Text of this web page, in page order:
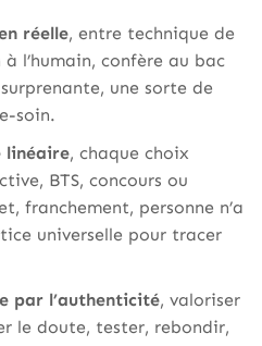
réelle, entre technique de
l’humain, confère au bac
une sorte de
soin.
linéaire, chaque choix
BTS, concours ou
franchement, personne n’a
universelle pour tracer
par l’authenticité, valoriser
le doute, tester, rebondir,